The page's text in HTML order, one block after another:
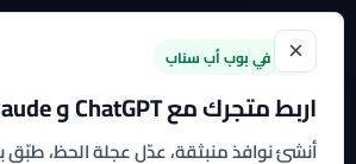
×
جديد في بوب أب سناب
اربط متجرك مع ChatGPT و Claude
أنشئ نوافذ منبثقة، عدّل عجلة الحظ، طبّق
الرئيسية ← القوالب ← عروض